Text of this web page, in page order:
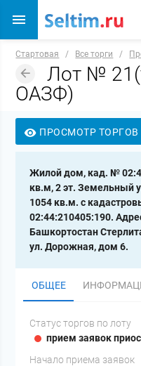
Стартовая / Все торги /
Лот №
ОАЗФ)
ПРОСМОТР ТОРГОВ
Жилой дом, кад. №
кв.м, 2 эт. Земельный
1054 кв.м. с
02:44:210405:190.
Башкортостан
ул. Дорожная, дом 6.
ОБЩЕЕ
Статус торгов по лоту
прием заявок
Начало приема заявок